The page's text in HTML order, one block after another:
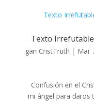
Texto Irrefutable
gan CristTruth | Mar
Confusión en el
mi ángel para daros